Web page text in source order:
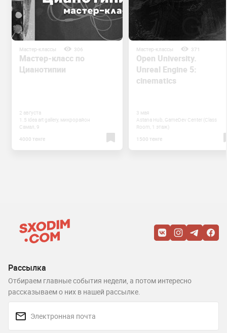
Мастер-классы 306
Мастер-класс по
Цианотипии
2 августа
1.5 idea art gallery, микрорайон
Самал, 9
4000 тенге
Мастер-классы 371
Open University.
Unreal Engine 5:
cinematics
3 мая
Astana Hub, GameDev Center (Class
Room, 1 этаж)
1500 тенге
Рассылка
Отбираем главные события недели, а потом интересно
рассказываем о них в нашей рассылке.